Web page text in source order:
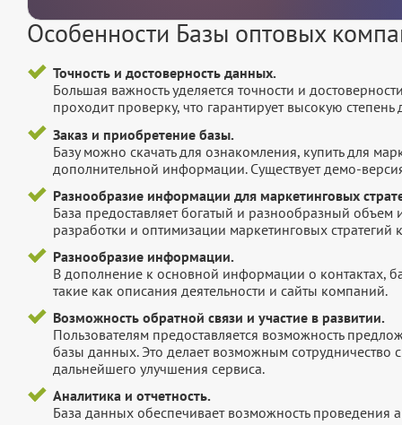
Особенности Базы оптовых
Точность и достоверность данных.
Большая важность уделяется точности и
проходит проверку, что гарантирует высокую
Заказ и приобретение базы.
Базу можно скачать для ознакомления, купить для
дополнительной информации. Существует демо-
Разнообразие информации для маркетинговых
База предоставляет богатый и разнообразный
разработки и оптимизации маркетинговых стратегий
Разнообразие информации.
В дополнение к основной информации о контактах,
такие как описания деятельности и сайты компаний.
Возможность обратной связи и участие в развитии.
Пользователям предоставляется возможность
базы данных. Это делает возможным сотрудничество
дальнейшего улучшения сервиса.
Аналитика и отчетность.
База данных обеспечивает возможность проведения